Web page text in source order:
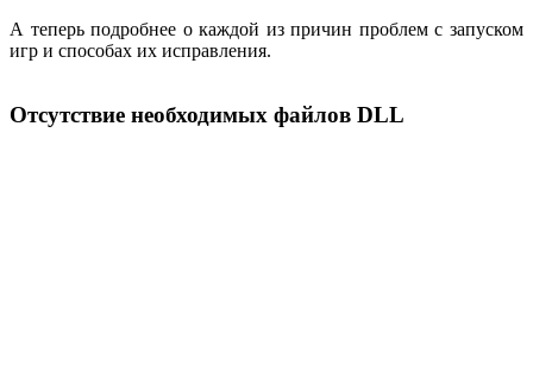
А теперь подробнее о каждой из причин проблем с запуском
игр и способах их исправления.
Отсутствие необходимых файлов DLL